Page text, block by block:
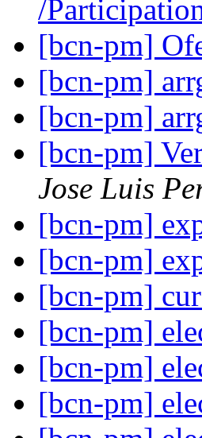
/
[bcn-pm]
[bcn-pm]
[bcn-pm]
[bcn-pm]
Jose Luis
[bcn-pm]
[bcn-pm]
[bcn-pm]
[bcn-pm]
[bcn-pm]
[bcn-pm]